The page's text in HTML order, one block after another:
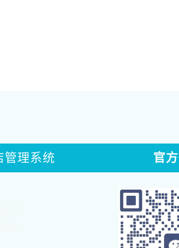
管理系统
部：
官